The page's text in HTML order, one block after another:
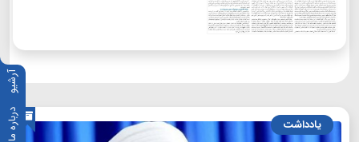
آرشیو
درباره ما یادداشت